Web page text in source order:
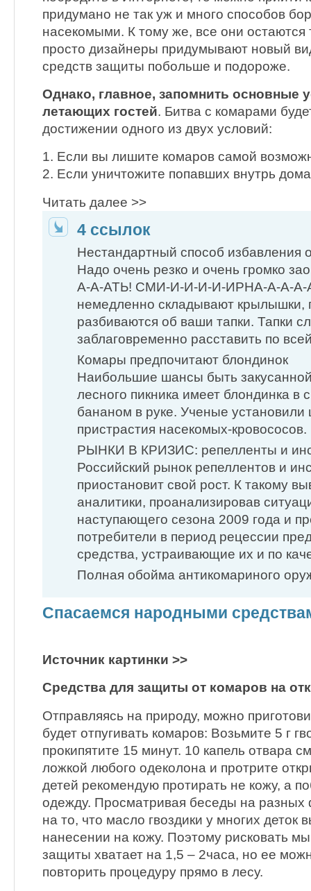
придумано не так уж и много способов
насекомыми. К тому же, все они
просто дизайнеры придумывают новый
средств защиты побольше и подороже.
Однако, главное, запомнить основные
летающих гостей. Битва с комарами
достижении одного из двух условий:
1. Если вы лишите комаров самой
2. Если уничтожите попавших внутрь
Читать далее >>
4 ссылок
Нестандартный способ избавления
Надо очень резко и очень громко
А-А-АТЬ! СМИ-И-И-И-И-ИРНА-А-А-А-
немедленно складывают крылышки,
разбиваются об ваши тапки. Тапки
заблаговременно расставить по
Комары предпочитают блондинок
Наибольшие шансы быть
лесного пикника имеет блондинка в
бананом в руке. Ученые установили
пристрастия насекомых-кровососов.
РЫНКИ В КРИЗИС: репелленты и
Российский рынок репеллентов и
приостановит свой рост. К такому
аналитики, проанализировав
наступающего сезона 2009 года и
потребители в период рецессии
средства, устраивающие их и по
Полная обойма антикомариного
Спасаемся народными
Источник картинки >>
Средства для защиты от комаров на
Отправляясь на природу, можно
будет отпугивать комаров: Возьмите 5 г
прокипятите 15 минут. 10 капель отвара
ложкой любого одеколона и протрите
детей рекомендую протирать не кожу, а
одежду. Просматривая беседы на разных
на то, что масло гвоздики у многих деток
нанесении на кожу. Поэтому рисковать
защиты хватает на 1,5 – 2часа, но ее
повторить процедуру прямо в лесу.